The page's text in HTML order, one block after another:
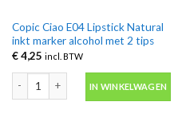
Copic Ciao E04 Lipstick Natural
inkt marker alcohol met 2 tips
€4,25 incl. BTW
IN WINKELWAGEN